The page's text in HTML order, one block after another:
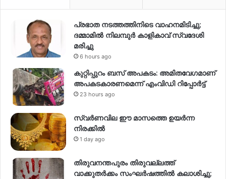
പ്രഭാത നടത്തത്തിനിടെ വാഹനമിടിച്ചു;
ദമ്മാമിൽ നിലമ്പുർ കാളികാവ് സ്വദേശി
മരിച്ചു
6 hours ago
കുറ്റിപ്പുറം ബസ് അപകടം: അമിതവേഗമാണ്
അപകടകാരണമെന്ന് എംവിഡി റിപ്പോർട്ട്
23 hours ago
സ്വര്‍ണവില ഈ മാസത്തെ ഉയര്‍ന്ന
നിരക്കില്‍
1 day ago
തിരുവനന്തപുരം തിരുവല്ലത്ത്
വാക്കുതർക്കം സംഘർഷത്തിൽ കലാശിച്ചു;